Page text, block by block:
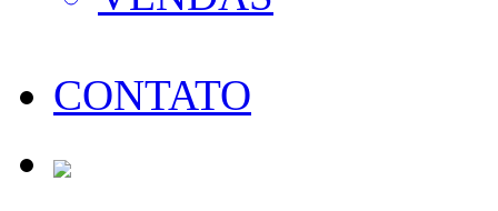
CONTATO